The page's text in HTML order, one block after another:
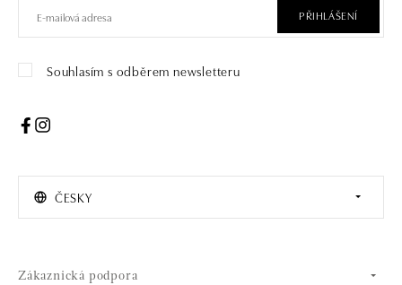
PŘIHLÁŠENÍ
Souhlasím s odběrem newsletteru
ČESKY
Zákaznická podpora